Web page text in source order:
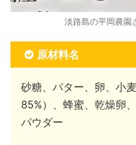
淡路島の平岡農園
原材料名
砂糖、バター、卵、小
85%）、蜂蜜、乾燥卵
パウダー